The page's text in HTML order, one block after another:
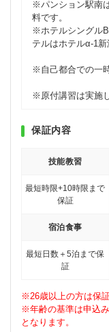
※パンション駅南
料です。
※ホテルシングル
テルはホテルα-1新
※自己都合での一
※原付講習は実施
保証内容
技能教習
最短時限+10時限まで
保証
宿泊食事
最短日数＋5泊まで保
証
※26歳以上の方は保
※年齢の基準は申込
となります。